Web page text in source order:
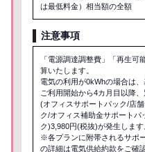
は最低料金）相当額の全額
注意事項
「電源調達調整費」「再生
算いたします。
電気の利用が0kWhの場合は
ご利用開始から4カ月目以降
(オフィスサポートパック/店
ク/オフィス補助金サポートパ
ク)3,980円(税抜)が発生します
※各プランに附帯されるサポ
の詳細は電気供給約款をご確